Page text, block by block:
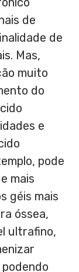
de
de
Mas,
muito
do
e
pode
mais
géis mais
óssea,
ultrafino,